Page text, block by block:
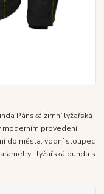
Pánská zimní lyžařská
moderním provedení,
do města. vodní sloupec
: lyžařská bunda s